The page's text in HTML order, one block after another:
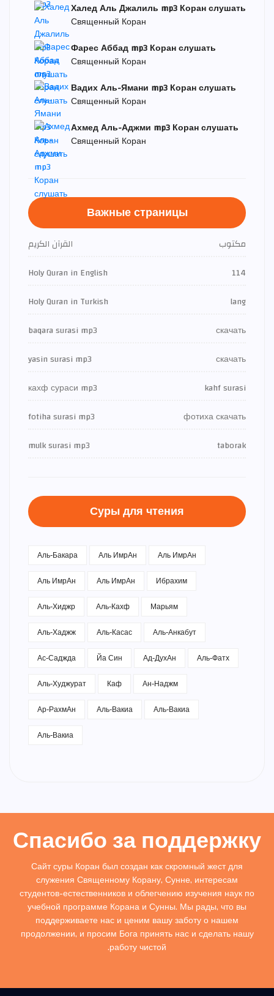
Халед Аль Джалиль mp3 Коран слушать
Священный Коран
Фарес Аббад mp3 Коран слушать
Священный Коран
Вадих Аль-Ямани mp3 Коран слушать
Священный Коран
Ахмед Аль-Аджми mp3 Коран слушать
Священный Коран
Важные страницы
القرآن الكريم
مكتوب
Holy Quran in English
114
Holy Quran in Turkish
lang
baqara surasi mp3
скачать
yasin surasi mp3
скачать
кахф сураси mp3
kahf surasi
fotiha surasi mp3
фотиха скачать
mulk surasi mp3
taborak
Суры для чтения
Аль-Бакара Аль ИмрАн
Аль ИмрАн
Аль ИмрАн
Аль ИмрАн
Ибрахим
Аль-Хиджр
Аль-Кахф
Марьям
Аль-Хаджж
Аль-Касас
Аль-Анкабут
Ас-Саджда
Йа Син Ад-ДухАн
Аль-Фатх
Аль-Худжурат
Каф
Ан-Наджм
Ар-РахмАн
Аль-Вакиа
Аль-Вакиа
Аль-Вакиа
Спасибо за поддержку
Сайт суры Коран был создан как скромный жест для
служения Священному Корану, Сунне, интересам
студентов-естественников и облегчению изучения наук по
учебной программе Корана и Сунны. Мы рады, что вы
поддерживаете нас и ценим вашу заботу о нашем
продолжении, и просим Бога принять нас и сделать нашу
работу чистой.